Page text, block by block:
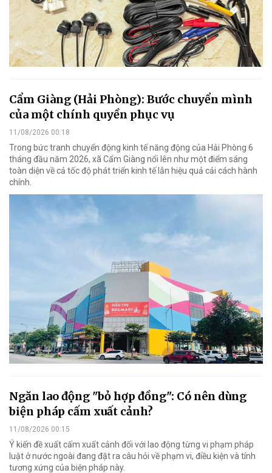
Cẩm Giàng (Hải Phòng): Bước chuyển mình
của một chính quyền phục vụ
11/08/2026 00:18
Trong bức tranh chuyển động kinh tế năng động của Hải Phòng 6
tháng đầu năm 2026, xã Cẩm Giàng nổi lên như một điểm sáng
toàn diện về cả tốc độ phát triển kinh tế lẫn hiệu quả cải cách hành
chính.
Ngăn lao động "bỏ hợp đồng": Có nên dùng
biện pháp cấm xuất cảnh?
11/08/2026 00:15
Ý kiến đề xuất cấm xuất cảnh đối với lao động từng vi phạm pháp
luật ở nước ngoài đang đặt ra câu hỏi về phạm vi, điều kiện và tính
tương xứng của biện pháp này.